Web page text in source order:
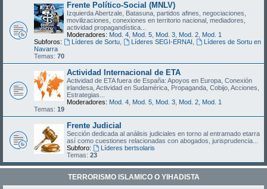
Frente Político-Social (MNLV)
Izquierda Abertzale, Batasuna, partidos afines, negociaciones,
movilizaciones, conexiones en territorio nacional, mediadores,
actividad propagandística...
Moderadores: Mod. 4 Mod. 5 Mod. 3 Mod. 2 Mod. 1
Subforos:
Líderes de Sortu, Líderes SEGI-ERNAI
Líderes de Sortu en
Navarra
Temas: 70
Actividad Internacional de ETA
Actividad de ETA fuera de España: Apoyos en Europa, Conexión
irlandesa, Actividad en Sudamérica, Propaganda, Cobijo, Acciones,
Estrategias...
Moderadores: Mod. 4 Mod. 5 Mod. 3 Mod. 2 Mod. 1
Temas: 19
Frente Judicial
Sección dedicada al análisis judiciales en torno al entramado etarra
así como cuestiones relacionadas con abogados, jurisprudencia...
Subforo:
Líderes bertsolaris
Temas: 23
TERRORISMO ISLAMICO O YIHADISTA